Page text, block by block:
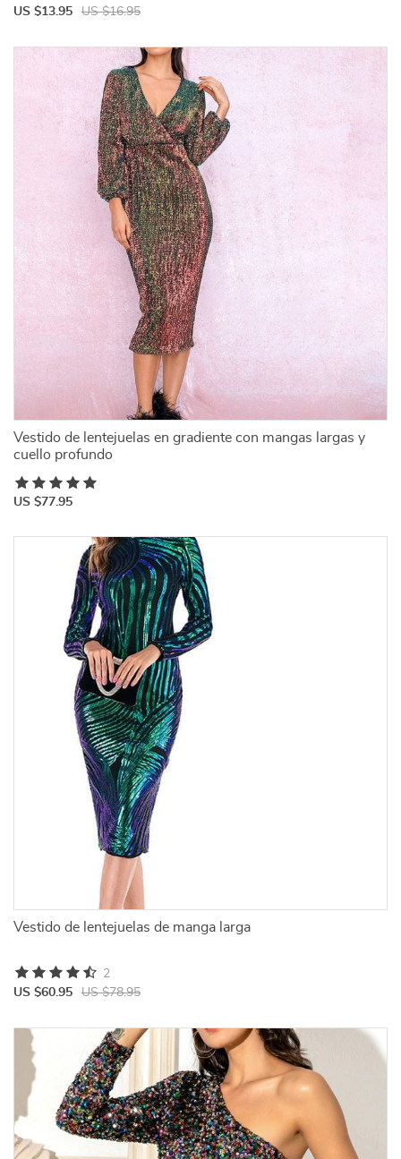
US $13.95 US $16.95
Vestido de lentejuelas en gradiente con mangas largas y
cuello profundo
US $77.95
Vestido de lentejuelas de manga larga
US $60.95 US $78.95
2